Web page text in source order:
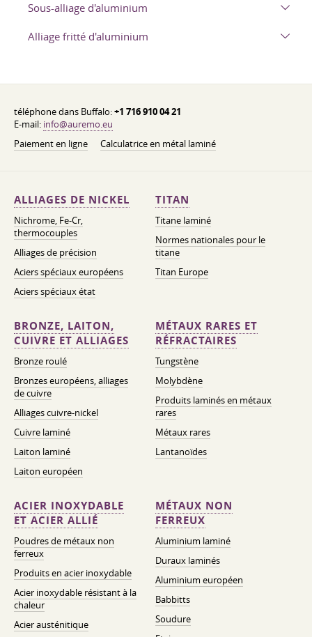
Sous-alliage d'aluminium
Alliage fritté d'aluminium
téléphone dans Buffalo:+1 716 910 04 21
E-mail: info@auremo.eu
Paiement en ligne
Calculatrice en métal laminé
ALLIAGES DE NICKEL
Nichrome, Fe-Cr,
thermocouples
Alliages de précision
Aciers spéciaux européens
Aciers spéciaux état
TITAN
Titane laminé
Normes nationales pour le
titane
Titan Europe
BRONZE, LAITON,
CUIVRE ET ALLIAGES
Bronze roulé
Bronzes européens, alliages
de cuivre
Alliages cuivre-nickel
Cuivre laminé
Laiton laminé
Laiton européen
MÉTAUX RARES ET
RÉFRACTAIRES
Tungstène
Molybdène
Produits laminés en métaux
rares
Métaux rares
Lantanoïdes
ACIER INOXYDABLE
ET ACIER ALLIÉ
Poudres de métaux non
ferreux
Produits en acier inoxydable
Acier inoxydable résistant à la
chaleur
Acier austénitique
MÉTAUX NON
FERREUX
Aluminium laminé
Duraux laminés
Aluminium européen
Babbitts
Soudure